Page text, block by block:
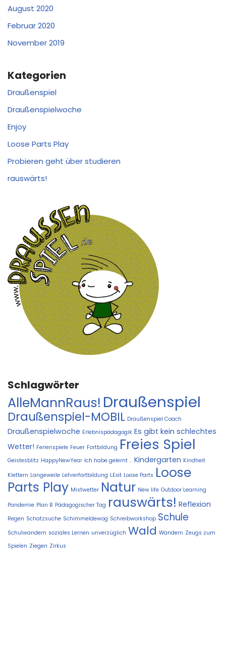
August 2020
Februar 2020
November 2019
Kategorien
Draußenspiel
Draußenspielwoche
Enjoy
Loose Parts Play
Probieren geht über studieren
rauswärts!
Schlagwörter
AlleMannRaus! Draußenspiel
Draußenspiel-MOBIL Draußenspiel Coach
Draußenspielwoche Erlebnispädagogik Es gibt kein schlechtes
Wetter! Ferienspiele Feuer Fortbildung Freies Spiel
Geistesblitz HappyNewYear Ich habe gelernt ... Kindergarten Kindheit
Klettern Langeweile Lehrerfortbildung LExit Loose Parts Loose
Parts Play Mistwetter Natur New life Outdoor Learning
Pandemie Plan B Pädagogischer Tag rauswärts! Reflexion
Regen Schatzsuche Schimmeldewog Schreibworkshop Schule
Schulwandern soziales Lernen unverzüglich Wald Wandern Zeugs zum
Spielen Ziegen Zirkus